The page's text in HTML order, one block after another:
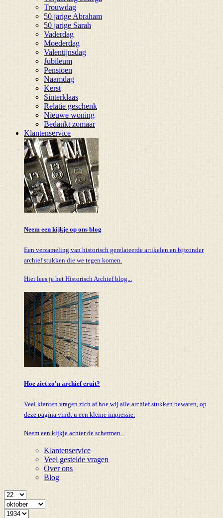
Trouwdag
50 jarige Abraham
50 jarige Sarah
Vaderdag
Moederdag
Valentijnsdag
Jubileum
Pensioen
Naamdag
Kerst
Sinterklaas
Relatie geschenk
Nieuwe woning
Bedankt zomaar
Klantenservice
Neem een kijkje op ons blog
Een verzameling van historisch gerelateerde artikelen en bijzonder
archief stukken die we tegen komen.
Hier lees je het Historisch Archief blog...
Hoe ziet zo'n archief eruit?
Veel klanten vragen zich af hoe wij alle archief stukken bewaren, op
deze pagina vindt u een kleine impressie.
Neem een kijkje achter de schermen...
Klantenservice
Veel gestelde vragen
Over ons
Blog